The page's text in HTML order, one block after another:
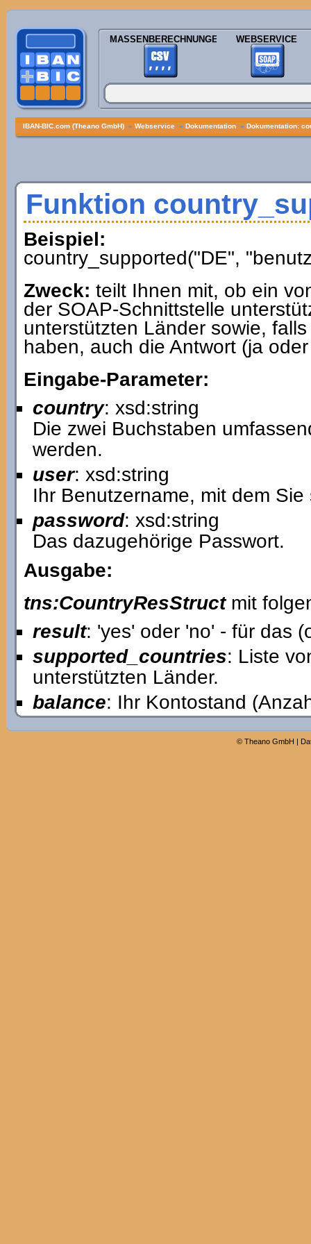
MASSENBERECHNUNGEN WEBSERVICE
IBAN-BIC.com (Theano GmbH) » Webservice » Dokumentation » Dokumentation:
Funktion
Beispiel:
country_supported("DE",
Zweck: teilt Ihnen mit, ob ein
der SOAP-Schnittstelle
unterstützten Länder sowie,
haben, auch die Antwort (ja
Eingabe-Parameter:
country: xsd:string
Die zwei Buchstaben
werden.
user: xsd:string
Ihr Benutzername, mit dem
password: xsd:string
Das dazugehörige Passwort.
Ausgabe:
tns:CountryResStructmit
result: 'yes' oder 'no' - für das
supported_countries: Liste
unterstützten Länder.
balance: Ihr Kontostand
© Theano GmbH |